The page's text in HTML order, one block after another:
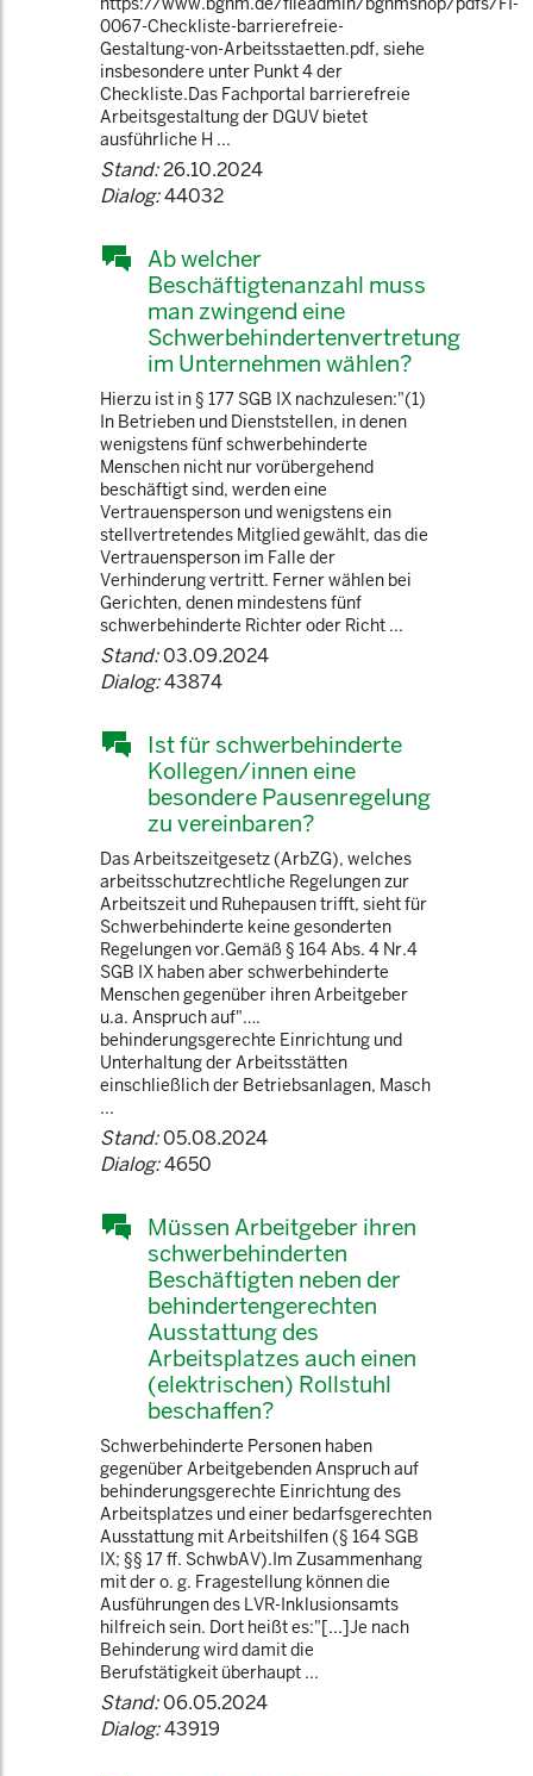
0067-Checkliste-barrierefreie-
Gestaltung-von-Arbeitsstaetten.pdf, siehe
insbesondere unter Punkt 4 der
Checkliste.Das Fachportal barrierefreie
Arbeitsgestaltung der DGUV bietet
ausführliche H ...
Stand:26.10.2024
Dialog:44032
Ab welcher
Beschäftigtenanzahl muss
man zwingend eine
Schwerbehindertenvertretung
im Unternehmen wählen?
Hierzu ist in § 177 SGB IX nachzulesen:"(1)
In Betrieben und Dienststellen, in denen
wenigstens fünf schwerbehinderte
Menschen nicht nur vorübergehend
beschäftigt sind, werden eine
Vertrauensperson und wenigstens ein
stellvertretendes Mitglied gewählt, das die
Vertrauensperson im Falle der
Verhinderung vertritt. Ferner wählen bei
Gerichten, denen mindestens fünf
schwerbehinderte Richter oder Richt ...
Stand:03.09.2024
Dialog:43874
Ist für schwerbehinderte
Kollegen/innen eine
besondere Pausenregelung
zu vereinbaren?
Das Arbeitszeitgesetz (ArbZG), welches
arbeitsschutzrechtliche Regelungen zur
Arbeitszeit und Ruhepausen trifft, sieht für
Schwerbehinderte keine gesonderten
Regelungen vor.Gemäß § 164 Abs. 4 Nr.4
SGB IX haben aber schwerbehinderte
Menschen gegenüber ihren Arbeitgeber
u.a. Anspruch auf"….
behinderungsgerechte Einrichtung und
Unterhaltung der Arbeitsstätten
einschließlich der Betriebsanlagen, Masch
...
Stand:05.08.2024
Dialog:4650
Müssen Arbeitgeber ihren
schwerbehinderten
Beschäftigten neben der
behindertengerechten
Ausstattung des
Arbeitsplatzes auch einen
(elektrischen) Rollstuhl
beschaffen?
Schwerbehinderte Personen haben
gegenüber Arbeitgebenden Anspruch auf
behinderungsgerechte Einrichtung des
Arbeitsplatzes und einer bedarfsgerechten
Ausstattung mit Arbeitshilfen (§ 164 SGB
IX; §§ 17 ff. SchwbAV).Im Zusammenhang
mit der o. g. Fragestellung können die
Ausführungen des LVR-Inklusionsamts
hilfreich sein. Dort heißt es:"[...]Je nach
Behinderung wird damit die
Berufstätigkeit überhaupt ...
Stand:06.05.2024
Dialog:43919